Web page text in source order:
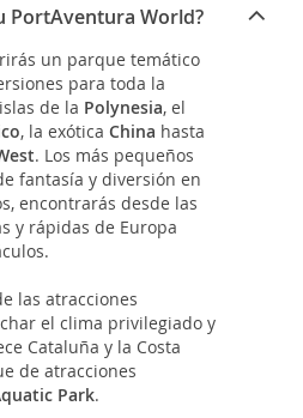
PortAventura World?
un parque temático
para toda la
de la Polynesia, el
, la exótica China hasta
. Los más pequeños
fantasía y diversión en
encontrarás desde las
y rápidas de Europa
las atracciones
el clima privilegiado y
Cataluña y la Costa
de atracciones
Park.